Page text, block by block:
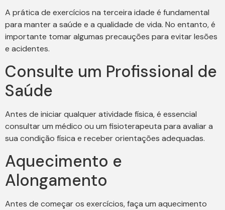
A prática de exercícios na terceira idade é fundamental
para manter a saúde e a qualidade de vida. No entanto, é
importante tomar algumas precauções para evitar lesões
e acidentes.
Consulte um Profissional de
Saúde
Antes de iniciar qualquer atividade física, é essencial
consultar um médico ou um fisioterapeuta para avaliar a
sua condição física e receber orientações adequadas.
Aquecimento e
Alongamento
Antes de começar os exercícios, faça um aquecimento